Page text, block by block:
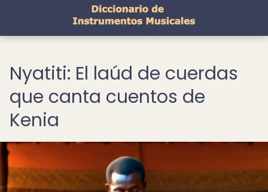
Nyatiti: El laúd de cuerdas
que canta cuentos de
Kenia